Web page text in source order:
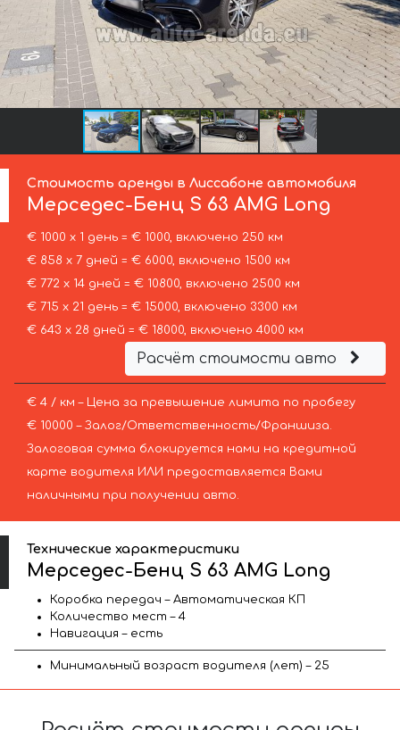
Стоимость аренды в Лиссабоне автомобиля
Мерседес-Бенц S 63 AMG Long
€ 1000 х 1 день = € 1000, включено 250 км
€ 858 х 7 дней = € 6000, включено 1500 км
€ 772 х 14 дней = € 10800, включено 2500 км
€ 715 х 21 день = € 15000, включено 3300 км
€ 643 х 28 дней = € 18000, включено 4000 км
Расчёт стоимости авто
€ 4 / км – Цена за превышение лимита по пробегу
€ 10000 – Залог/Ответственность/Франшиза.
Залоговая сумма блокируется нами на кредитной
карте водителя ИЛИ предоставляется Вами
наличными при получении авто.
Технические характеристики
Мерседес-Бенц S 63 AMG Long
Коробка передач – Автоматическая КП
Количество мест – 4
Навигация – есть
Минимальный возраст водителя (лет) – 25